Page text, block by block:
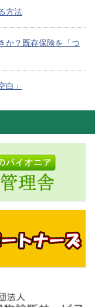
方法
か？既存保険を「つ
」